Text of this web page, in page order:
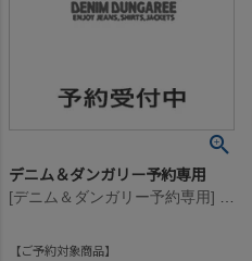
デニム＆ダンガリー予約専用
ご予約対象商品